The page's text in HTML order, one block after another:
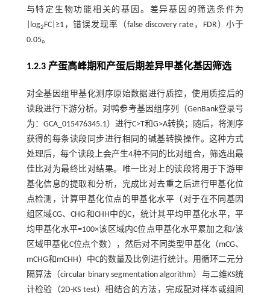
与特定生物功能相关的基因。差异基因的筛选条件为
|log2FC|≥1，错误发现率（false discovery rate，FDR）小于
0.05。
1.2.3 产蛋高峰期和产蛋后期差异甲基化基因筛选
对全基因组甲基化测序原始数据进行质控，使用质控后的
读段进行下游分析。对鸭参考基因组序列（GenBank登录号
为：GCA_015476345.1）进行C>T和G>A转换；随后，将测序
获得的每条读段同步进行相同的碱基转换操作。这种方式
处理后，每个读段上会产生4种不同的比对组合，筛选出最
佳比对为最终比对结果。唯一比对上的读段将用于下游甲
基化信息的提取和分析，完成比对去重之后进行甲基化位
点检测，计算甲基化位点的甲基化水平（对于在不同基因
组区域CG、CHG和CHH中的C，统计其平均甲基化水平，平
均甲基化水平=100×该区域内C位点甲基化水平累加之和/该
区域甲基化C位点个数），然后对不同类型甲基化（mCG、
mCHG和mCHH）中C的数量及比例进行统计。用循环二元分
隔算法（circular binary segmentation algorithm）与二维KS统
计检验（2D-KS test）相结合的方法，完成配对样本或组间